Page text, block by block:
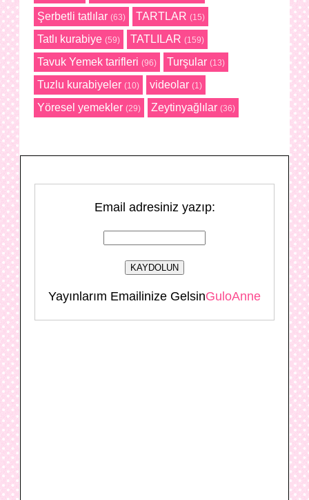
Şerbetli tatlılar (63) TARTLAR (15)
Tatlı kurabiye (59) TATLILAR (159)
Tavuk Yemek tarifleri (96) Turşular (13)
Tuzlu kurabiyeler (10) videolar (1)
Yöresel yemekler (29) Zeytinyağlılar (36)
Email adresiniz yazıp:
Yayınlarım Emailinize GelsinGuloAnne